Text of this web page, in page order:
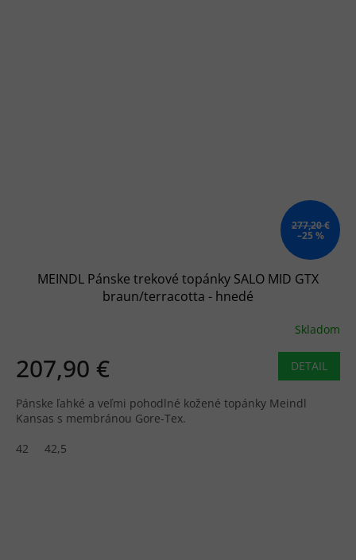
277,20 €
–25 %
MEINDL Pánske trekové topánky SALO MID GTX
braun/terracotta - hnedé
Skladom
207,90 € DETAIL
Pánske ľahké a veľmi pohodlné kožené topánky Meindl
Kansas s membránou Gore-Tex.
42
42,5